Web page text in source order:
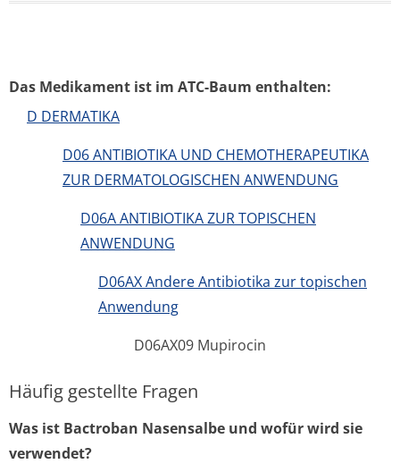
Das Medikament ist im ATC-Baum enthalten:
D DERMATIKA
D06 ANTIBIOTIKA UND CHEMOTHERAPEUTIKA
ZUR DERMATOLOGISCHEN ANWENDUNG
D06A ANTIBIOTIKA ZUR TOPISCHEN
ANWENDUNG
D06AX Andere Antibiotika zur topischen
Anwendung
D06AX09 Mupirocin
Häufig gestellte Fragen
Was ist Bactroban Nasensalbe und wofür wird sie
verwendet?